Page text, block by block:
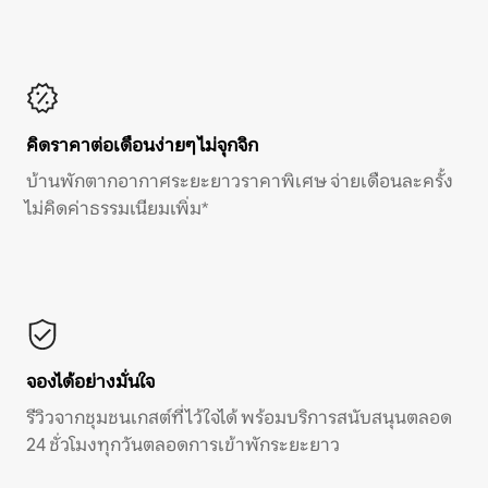
คิดราคาต่อเดือนง่ายๆ ไม่จุกจิก
บ้านพักตากอากาศระยะยาวราคาพิเศษ จ่ายเดือนละครั้ง
ไม่คิดค่าธรรมเนียมเพิ่ม*
จองได้อย่างมั่นใจ
รีวิวจากชุมชนเกสต์ที่ไว้ใจได้ พร้อมบริการสนับสนุนตลอด
24 ชั่วโมงทุกวันตลอดการเข้าพักระยะยาว